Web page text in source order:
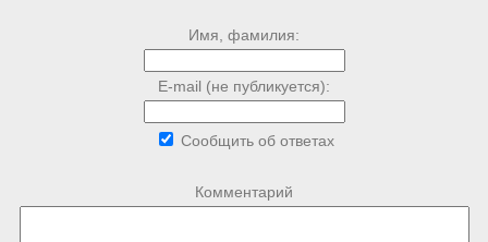
Имя, фамилия:
E-mail (не публикуется):
Сообщить об ответах
Комментарий